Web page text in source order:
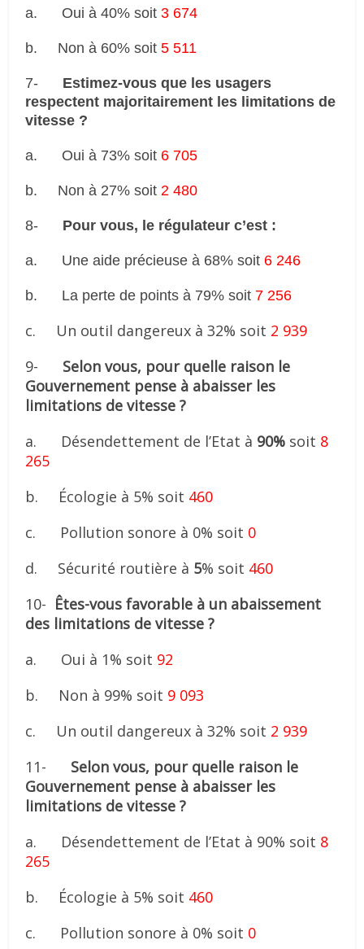
a. Oui à 40% soit3 674
b. Non à 60% soit5 511
7-
Estimez-vous que les usagers
respectent majoritairement les limitations de
vitesse ?
a. Oui à 73% soit 6 705
b. Non à 27% soit 2 480
8- Pour vous, le régulateur c’est :
a. Une aide précieuse à 68% soit 6 246
b. La perte de points à 79% soit 7 256
c. Un outil dangereux à 32% soit 2 939
9- Selon vous, pour quelle raison le
Gouvernement pense à abaisser les
limitations de vitesse ?
a. Désendettement de l’Etat à 90% soit 8
265
b. Écologie à 5% soit 460
c. Pollution sonore à 0% soit 0
d. Sécurité routière à 5% soit 460
10- Êtes-vous favorable à un abaissement
des limitations de vitesse ?
a. Oui à 1% soit 92
b. Non à 99% soit 9 093
c. Un outil dangereux à 32% soit 2 939
11- Selon vous, pour quelle raison le
Gouvernement pense à abaisser les
limitations de vitesse ?
a. Désendettement de l’Etat à 90% soit 8
265
b. Écologie à 5% soit 460
c. Pollution sonore à 0% soit 0